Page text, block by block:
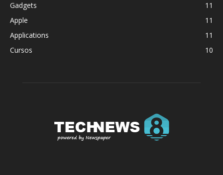
Gadgets
11
Apple
11
Applications
11
Cursos
10